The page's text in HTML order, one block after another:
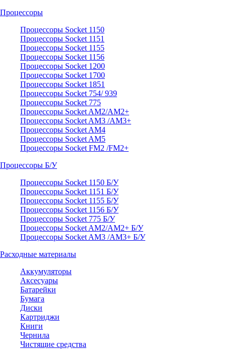
Процессоры
Процессоры Socket 1150
Процессоры Socket 1151
Процессоры Socket 1155
Процессоры Socket 1156
Процессоры Socket 1200
Процессоры Socket 1700
Процессоры Socket 1851
Процессоры Socket 754/ 939
Процессоры Socket 775
Процессоры Socket AM2/AM2+
Процессоры Socket AM3 /AM3+
Процессоры Socket AM4
Процессоры Socket AM5
Процессоры Socket FM2 /FM2+
Процессоры Б/У
Процессоры Socket 1150 Б/У
Процессоры Socket 1151 Б/У
Процессоры Socket 1155 Б/У
Процессоры Socket 1156 Б/У
Процессоры Socket 775 Б/У
Процессоры Socket AM2/AM2+ Б/У
Процессоры Socket AM3 /AM3+ Б/У
Расходные материалы
Аккумуляторы
Аксесуары
Батарейки
Бумага
Диски
Картриджи
Книги
Чернила
Чистящие средства